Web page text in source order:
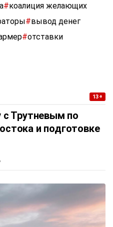
#коалиция желающих
#вывод денег
#отставки
13+
с Трутневым по
и подготовке
,